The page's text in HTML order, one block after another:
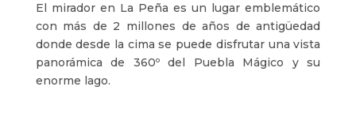
El mirador en La Peña es un lugar emblemático
con más de 2 millones de años de antigüedad
donde desde la cima se puede disfrutar una vista
panorámica de 360º del Puebla Mágico y su
enorme lago.